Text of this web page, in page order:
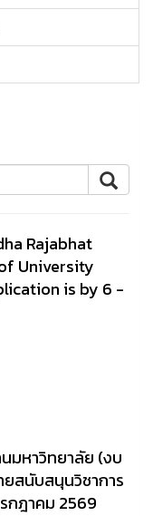
Rajabhat
University
is by 6 -
มหาวิทยาลัย (งบ
สนับสนุนวิชาการ
กฎาคม 2569